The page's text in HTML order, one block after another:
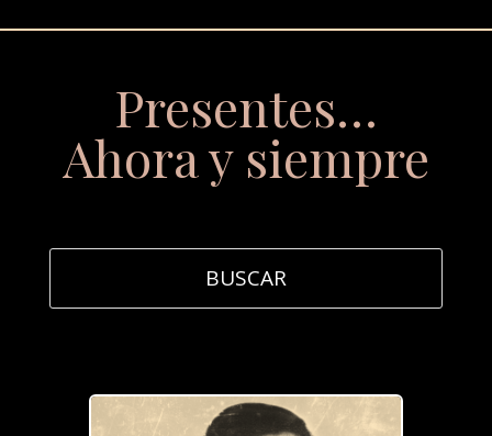
Presentes…
Ahora y siempre